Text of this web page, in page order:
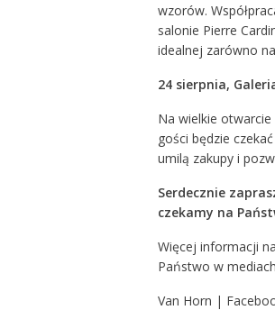
wzorów.
salonie Pierre
idealnej zarówno
24 sierpnia,
Na wielkie
gości będzie
umilą zakupy i
Serdecznie
czekamy na
Więcej informacji
Państwo w
Van Horn |